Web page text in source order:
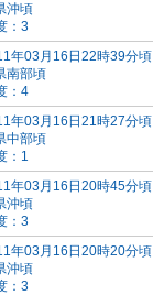
沖頃
：3
年03月16日22時39分頃
南部頃
：4
年03月16日21時27分頃
中部頃
：1
年03月16日20時45分頃
沖頃
：3
年03月16日20時20分頃
沖頃
：3